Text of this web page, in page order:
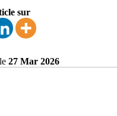
sur
le 27 Mar 2026